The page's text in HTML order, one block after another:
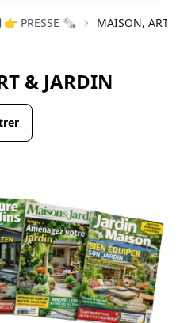
👉 PRESSE 🗞️ MAISON, ART
& JARDIN